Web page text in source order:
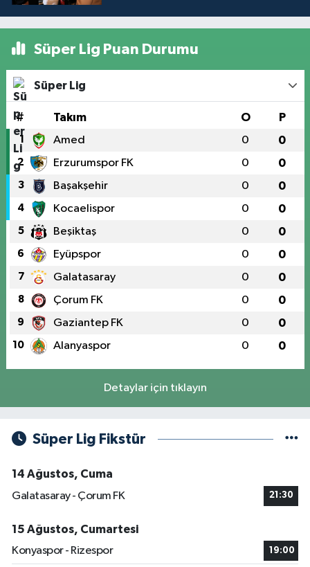
Süper Lig Puan Durumu
Süper Lig
# Takım O P
1 Amed 0 0
2 Erzurumspor FK 0 0
3 Başakşehir 0 0
4 Kocaelispor 0 0
5 Beşiktaş 0 0
6 Eyüpspor 0 0
7 Galatasaray 0 0
8 Çorum FK 0 0
9 Gaziantep FK 0 0
10 Alanyaspor 0 0
Detaylar için tıklayın
Süper Lig Fikstür
14 Ağustos, Cuma
Galatasaray - Çorum FK
21:30
15 Ağustos, Cumartesi
Konyaspor - Rizespor
19:00